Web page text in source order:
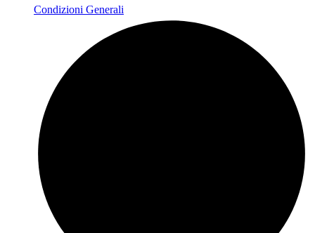
Condizioni Generali